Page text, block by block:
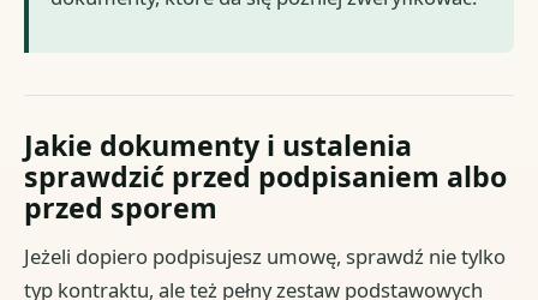
Jakie dokumenty i ustalenia
sprawdzić przed podpisaniem albo
przed sporem
Jeżeli dopiero podpisujesz umowę, sprawdź nie tylko
typ kontraktu, ale też pełny zestaw podstawowych